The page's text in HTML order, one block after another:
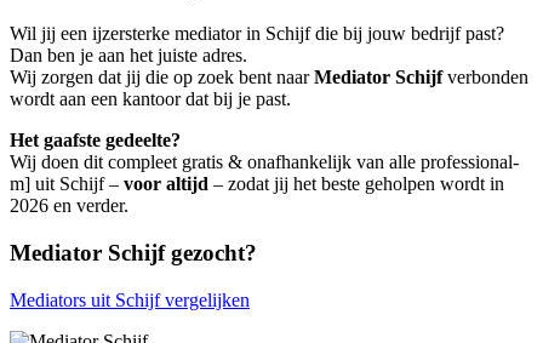
Wil jij een ijzersterke mediator in Schijf die bij jouw bedrijf past?
Dan ben je aan het juiste adres.
Wij zorgen dat jij die op zoek bent naarMediator Schijfverbonden
wordt aan een kantoor dat bij je past.
Het gaafste gedeelte?
Wij doen dit compleet gratis & onafhankelijk van alle professional-
m] uit Schijf – voor altijd – zodat jij het beste geholpen wordt in
2026 en verder.
Mediator Schijf gezocht?
Mediators uit Schijf vergelijken